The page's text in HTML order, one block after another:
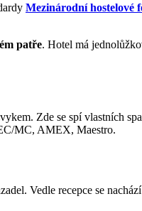
Mezinárodní hostelové
patře. Hotel má
Zde se spí vlastních
MC, AMEX, Maestro.
Vedle recepce se